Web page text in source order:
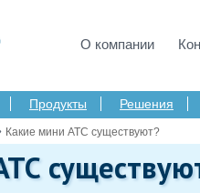
О компании
Продукты Решения
Какие мини АТС существуют?